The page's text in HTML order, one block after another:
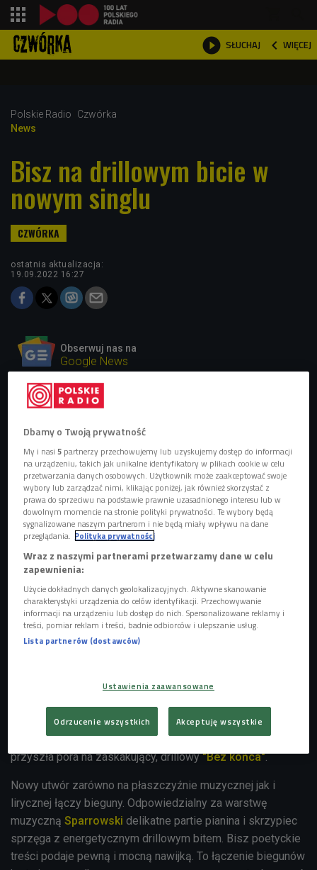
 SŁUCHAJ  WIĘCEJ

Polskie Radio
Czwórka
News
Bisz na drillowym bicie w
nowym singlu
ostatnia aktualizacja:
19.09.2022 16:27
Obserwuj nas na
Google News
Pora na kolejny numer z nadchodzącej
płyty.
Bisz Foto: Jarek Magiera/Pchamy Ten Syf/mat. prasowe
To już ostatnia prosta przed premierą nowego albumu
kwietniu zapowiedział płytę mającą być ukłonem dla
wszystkich fanów "albumu dekady" (jak określił "Wilka
chodnikowego" Popkiller). Dotychczas otrzymaliśmy od
artysty dwa single:"Suprematyzm"i"Ulisses". Teraz
przyszła pora na zaskakujący, drillowy"Bez końca".
Nowy utwór zarówno na płaszczyźnie muzycznej jak i
lirycznej łączy bieguny. Odpowiedzialny za warstwę
muzyczną Sparrowski delikatne partie pianina i skrzypiec
sprzęga z energetycznym drillowym bitem. Bisz poetyckie
treści podaje pewną i mocną nawijką. To łączenie biegunów
Dbamy o Twoją prywatność
My i nasi5 partnerzy przechowujemy lub uzyskujemy dostęp do informacji
na urządzeniu, takich jak unikalne identyfikatory w plikach cookie w celu
przetwarzania danych osobowych. Użytkownik może zaakceptować swoje
wybory lub zarządzać nimi, klikając poniżej, jak również skorzystać z
prawa do sprzeciwu na podstawie prawnie uzasadnionego interesu lub w
dowolnym momencie na stronie polityki prywatności. Te wybory będą
sygnalizowane naszym partnerom i nie będą miały wpływu na dane
przeglądania. Polityka prywatności
Wraz z naszymi partnerami przetwarzamy dane w celu
zapewnienia:
Użycie dokładnych danych geolokalizacyjnych. Aktywne skanowanie
charakterystyki urządzenia do celów identyfikacji. Przechowywanie
informacji na urządzeniu lub dostęp do nich. Spersonalizowane reklamy i
treści, pomiar reklam i treści, badnie odbiorców i ulepszanie usług.
Lista partnerów (dostawców)
Ustawienia zaawansowane
Odrzucenie wszystkich Akceptuję wszystkie